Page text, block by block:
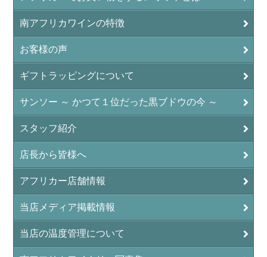
南アフリカワインの特徴
お客様の声
ギフトラッピングについて
サンソー ～ かつて１位だった黒ブドウの今 ～
スタッフ紹介
店長から皆様へ
アフリカー店舗情報
当店メディア掲載情報
当店の温度管理について